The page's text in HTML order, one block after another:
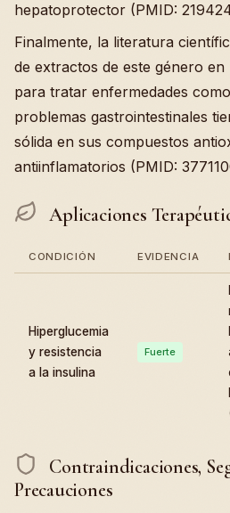
hepatoprotector (PMID:
Finalmente, la literatura
de extractos de este género en
para tratar enfermedades
problemas gastrointestinales
sólida en sus compuestos
antiinflamatorios (PMID:
Aplicaciones
CONDICIÓN EVIDENCIA
Hiperglucemia
y resistencia
a la insulina
Fuerte
Contraindicaciones,
Precauciones